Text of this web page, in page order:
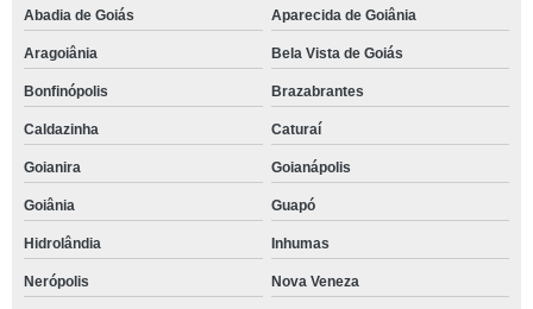
Abadia de Goiás Aparecida de Goiânia
Aragoiânia Bela Vista de Goiás
Bonfinópolis Brazabrantes
Caldazinha Caturaí
Goianira Goianápolis
Goiânia Guapó
Hidrolândia Inhumas
Nerópolis Nova Veneza